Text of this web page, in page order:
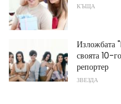
КЪЩА
Изложбата
своята 10-
репортер
ЗВЕЗДА